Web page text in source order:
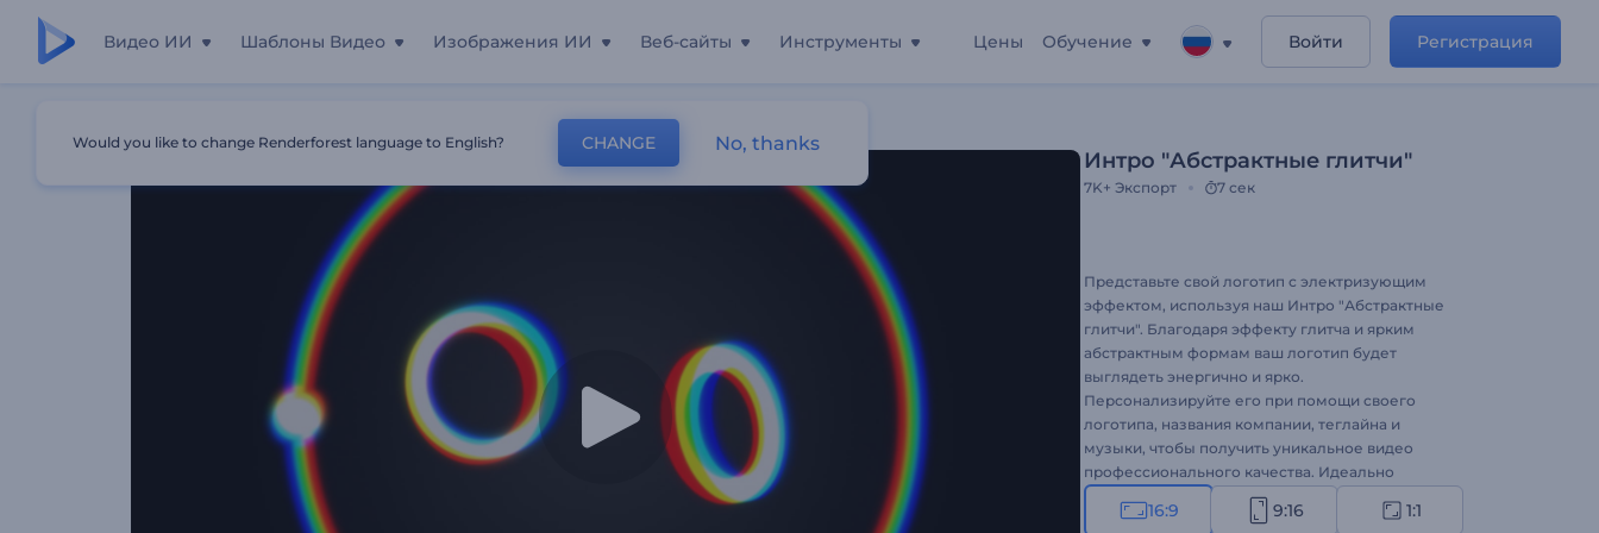
Видео ИИ Шаблоны Видео Изображения ИИ Веб-сайты Инструменты Цены Обучение Войти Регистрация
Интро "Абстрактные глитчи"
7K+ Экспорт 7 сек
Представьте свой логотип с электризующим
эффектом, используя наш Интро "Абстрактные
глитчи". Благодаря эффекту глитча и ярким
абстрактным формам ваш логотип будет
выглядеть энергично и ярко.
Персонализируйте его при помощи своего
логотипа, названия компании, теглайна и
музыки, чтобы получить уникальное видео
профессионального качества. Идеально
подходит для технологических компаний,
игровых каналов, создателей креативного
16:9 9:16 1:1
Would you like to change Renderforest language to English? CHANGE No, thanks